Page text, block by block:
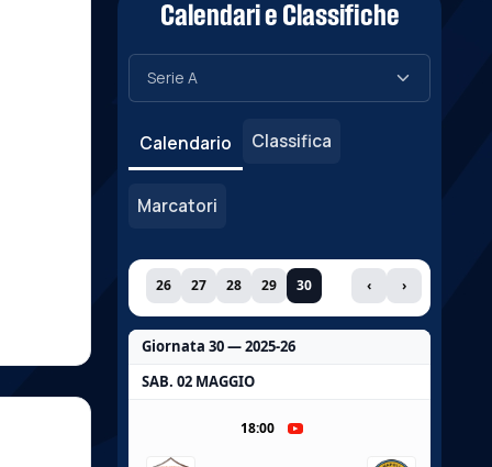
Calendari e Classifiche
Calendario Classifica
Marcatori
26 27 28 29 30 ‹ ›
Giornata 30 — 2025-26
SAB. 02 MAGGIO
18:00